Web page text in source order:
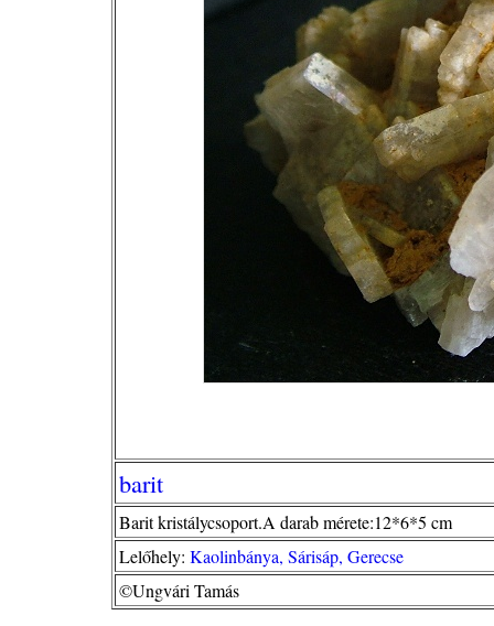
barit
Barit kristálycsoport.A darab mérete:12*6*5 cm
Lelőhely: Kaolinbánya, Sárisáp, Gerecse
©Ungvári Tamás